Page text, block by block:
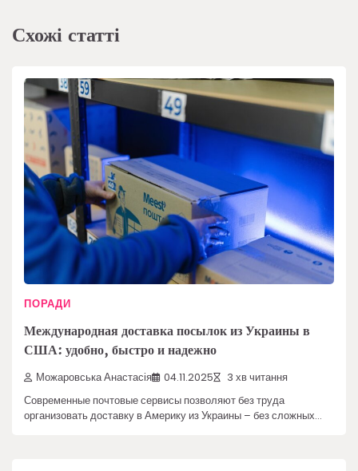
Схожі статті
ПОРАДИ
Международная доставка посылок из Украины в
США: удобно, быстро и надежно
Можаровська Анастасія 04.11.2025 3 хв читання
Современные почтовые сервисы позволяют без труда
организовать доставку в Америку из Украины – без сложных…